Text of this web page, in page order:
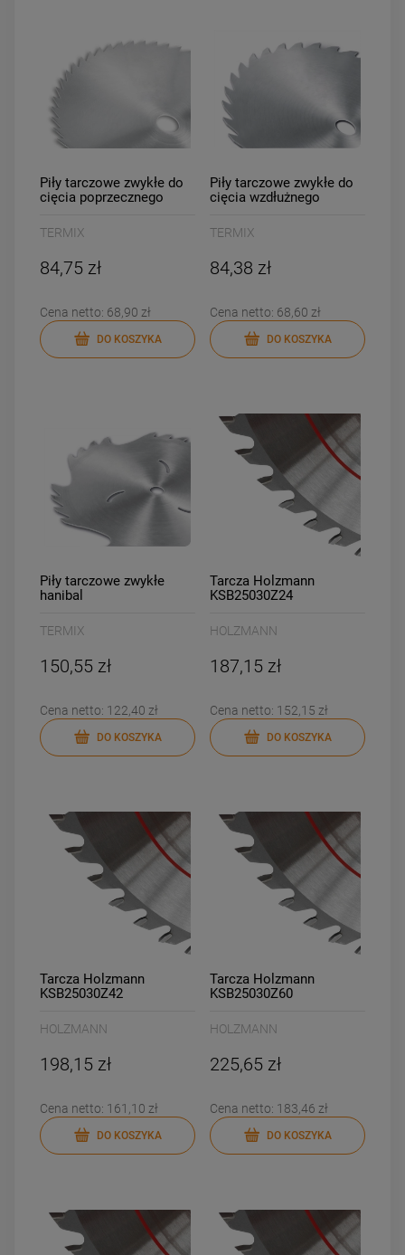
Piły tarczowe zwykłe do
cięcia poprzecznego
TERMIX
84,75 zł
Cena netto: 68,90 zł
DO KOSZYKA
Piły tarczowe zwykłe do
cięcia wzdłużnego
TERMIX
84,38 zł
Cena netto: 68,60 zł
DO KOSZYKA
Piły tarczowe zwykłe
hanibal
TERMIX
150,55 zł
Cena netto: 122,40 zł
DO KOSZYKA
Tarcza Holzmann
KSB25030Z24
HOLZMANN
187,15 zł
Cena netto: 152,15 zł
DO KOSZYKA
Tarcza Holzmann
KSB25030Z42
HOLZMANN
198,15 zł
Cena netto: 161,10 zł
DO KOSZYKA
Tarcza Holzmann
KSB25030Z60
HOLZMANN
225,65 zł
Cena netto: 183,46 zł
DO KOSZYKA